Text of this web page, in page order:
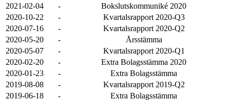
2021-02-04 -
Bokslutskommuniké 2020
2020-10-22
-
Kvartalsrapport 2020-Q3
2020-07-16
-
Kvartalsrapport 2020-Q2
2020-05-20
-
Årsstämma
2020-05-07
-
Kvartalsrapport 2020-Q1
2020-02-20
-
Extra Bolagsstämma 2020
2020-01-23
-
Extra Bolagsstämma
2019-08-08
-
Kvartalsrapport 2019-Q2
2019-06-18
-
Extra Bolagsstämma